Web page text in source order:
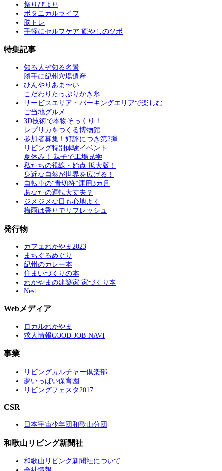
祭りびより
ボタニカルライフ
脳トレ
手軽にセルフケア 癒やしのツボ
特集記事
知る人ぞ知る名景
勝手に紀州穴場遺産
ひんやりあま〜い
こだわりたっぷりかき氷
サービスエリア・パーキングエリアで楽しむ
ご当地グルメ
3D技術で本物そっくり！
レプリカをつくる博物館
参加者募集！好評につき第2弾
リビング特別体験イベント
夏休み！ 親子で工場見学
私たちの視線・始点 拡大版！
身近な自然が世界を広げる！
自転車の“青切符”運用3カ月
あなたの運転大丈夫？
ジメジメな日も心地よく
梅雨は香りでリフレッシュ
発行物
カフェわかやま2023
まちぐるめぐり
紀州のカレー本
住まいづくりの本
わかやまの建築家 家づくり本
Nest
Webメディア
ロカルわかやま
求人情報GOOD-JOB-NAVI
事業
リビングカルチャー倶楽部
夢いっぱい保育園
リビングフェスタ2017
CSR
日本宇宙少年団和歌山分団
和歌山リビング新聞社
和歌山リビング新聞社について